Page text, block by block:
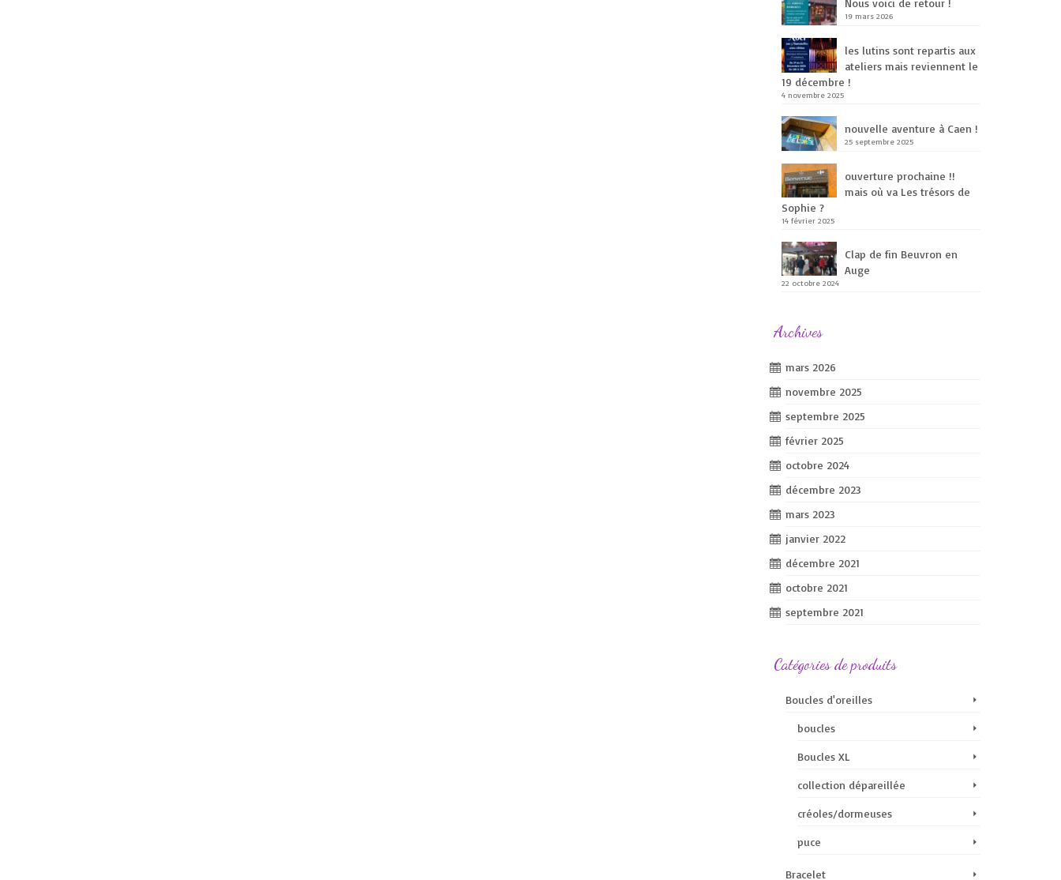
Nous voici de retour !
19 mars 2026
les lutins sont repartis aux
ateliers mais reviennent le
19 décembre !
4 novembre 2025
nouvelle aventure à Caen !
25 septembre 2025
ouverture prochaine !!
mais où va Les trésors de
Sophie ?
14 février 2025
Clap de fin Beuvron en
Auge
22 octobre 2024
Archives
mars 2026
novembre 2025
septembre 2025
février 2025
octobre 2024
décembre 2023
mars 2023
janvier 2022
décembre 2021
octobre 2021
septembre 2021
Catégories de produits
Boucles d'oreilles
boucles
Boucles XL
collection dépareillée
créoles/dormeuses
puce
Bracelet